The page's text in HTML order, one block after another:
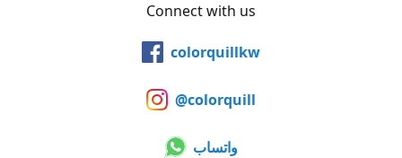
Connect with us
colorquillkw
@colorquill
واتساب